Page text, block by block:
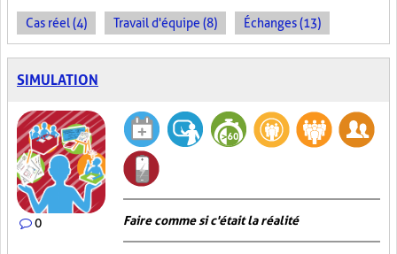
Cas réel (4) Travail d'équipe (8) Échanges (13)
SIMULATION
0 Faire comme si c'était la réalité